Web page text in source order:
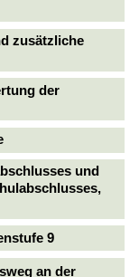
zusätzliche
der
und
9
an der